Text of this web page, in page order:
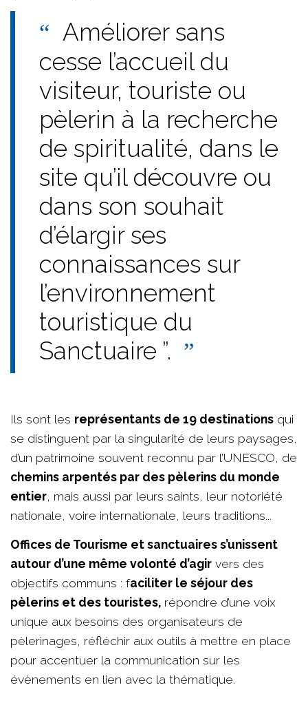
Améliorer sans
cesse l’accueil du
visiteur, touriste ou
pèlerin à la recherche
de spiritualité, dans le
site qu’il découvre ou
dans son souhait
d’élargir ses
connaissances sur
l’environnement
touristique du
Sanctuaire ”.
Ils sont les représentants de 19 destinations qui
se distinguent par la singularité de leurs paysages,
d’un patrimoine souvent reconnu par l’UNESCO, de
chemins arpentés par des pèlerins du monde
entier, mais aussi par leurs saints, leur notoriété
nationale, voire internationale, leurs traditions...
Offices de Tourisme et sanctuaires s’unissent
autour d’une même volonté d’agir vers des
objectifs communs : faciliter le séjour des
pèlerins et des touristes, répondre d’une voix
unique aux besoins des organisateurs de
pèlerinages, réfléchir aux outils à mettre en place
pour accentuer la communication sur les
évènements en lien avec la thématique.